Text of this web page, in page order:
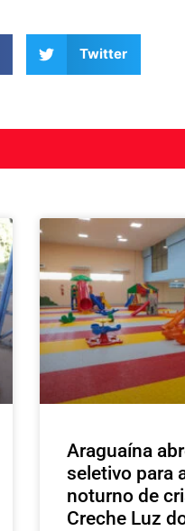
Twitter
Araguaína
seletivo para
noturno de
Creche Luz